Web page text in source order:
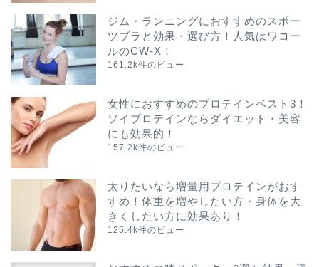
ジム・ランニングにおすすめのスポー
ツブラと効果・選び方！人気はワコー
ルのCW-X！
161.2k件のビュー
女性におすすめのプロテインベスト3！
ソイプロテインならダイエット・美容
にも効果的！
157.2k件のビュー
太りたいなら増量用プロテインがおす
すめ！体重を増やしたい方・身体を大
きくしたい方に効果あり！
125.4k件のビュー